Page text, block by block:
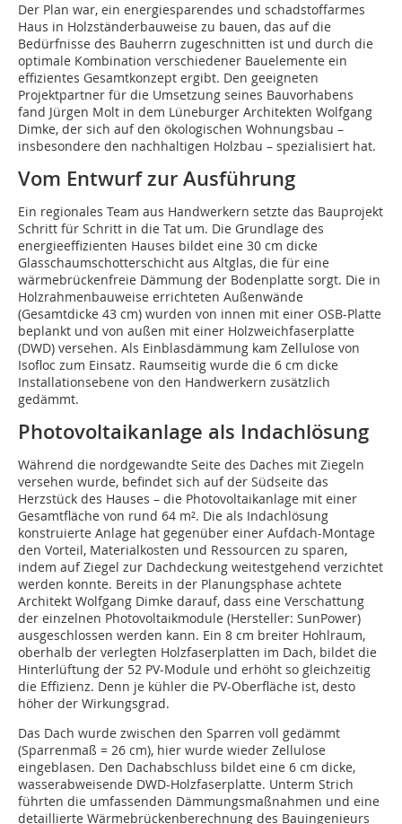
Der Plan war, ein energiesparendes und schadstoffarmes
Haus in Holzständerbauweise zu bauen, das auf die
Bedürfnisse des Bauherrn zugeschnitten ist und durch die
optimale Kombination verschiedener Bauelemente ein
effizientes Gesamtkonzept ergibt. Den geeigneten
Projektpartner für die Umsetzung seines Bauvorhabens
fand Jürgen Molt in dem Lüneburger Architekten Wolfgang
Dimke, der sich auf den ökologischen Wohnungsbau –
insbesondere den nachhaltigen Holzbau – spezialisiert hat.
Vom Entwurf zur Ausführung
Ein regionales Team aus Handwerkern setzte das Bauprojekt
Schritt für Schritt in die Tat um. Die Grundlage des
energieeffizienten Hauses bildet eine 30 cm dicke
Glasschaumschotterschicht aus Altglas, die für eine
wärmebrückenfreie Dämmung der Bodenplatte sorgt. Die in
Holzrahmenbauweise errichteten Außenwände
(Gesamtdicke 43 cm) wurden von innen mit einer OSB-Platte
beplankt und von außen mit einer Holzweichfaserplatte
(DWD) versehen. Als Einblasdämmung kam Zellulose von
Isofloc zum Einsatz. Raumseitig wurde die 6 cm dicke
Installationsebene von den Handwerkern zusätzlich
gedämmt.
Photovoltaikanlage als Indachlösung
Während die nordgewandte Seite des Daches mit Ziegeln
versehen wurde, befindet sich auf der Südseite das
Herzstück des Hauses – die Photovoltaikanlage mit einer
Gesamtfläche von rund 64 m². Die als Indachlösung
konstruierte Anlage hat gegenüber einer Aufdach-Montage
den Vorteil, Materialkosten und Ressourcen zu sparen,
indem auf Ziegel zur Dachdeckung weitestgehend verzichtet
werden konnte. Bereits in der Planungsphase achtete
Architekt Wolfgang Dimke darauf, dass eine Verschattung
der einzelnen Photovoltaikmodule (Hersteller: SunPower)
ausgeschlossen werden kann. Ein 8 cm breiter Hohlraum,
oberhalb der verlegten Holzfaserplatten im Dach, bildet die
Hinterlüftung der 52 PV-Module und erhöht so gleichzeitig
die Effizienz. Denn je kühler die PV-Oberfläche ist, desto
höher der Wirkungsgrad.
Das Dach wurde zwischen den Sparren voll gedämmt
(Sparrenmaß = 26 cm), hier wurde wieder Zellulose
eingeblasen. Den Dachabschluss bildet eine 6 cm dicke,
wasserabweisende DWD-Holzfaserplatte. Unterm Strich
führten die umfassenden Dämmungsmaßnahmen und eine
detaillierte Wärmebrückenberechnung des Bauingenieurs